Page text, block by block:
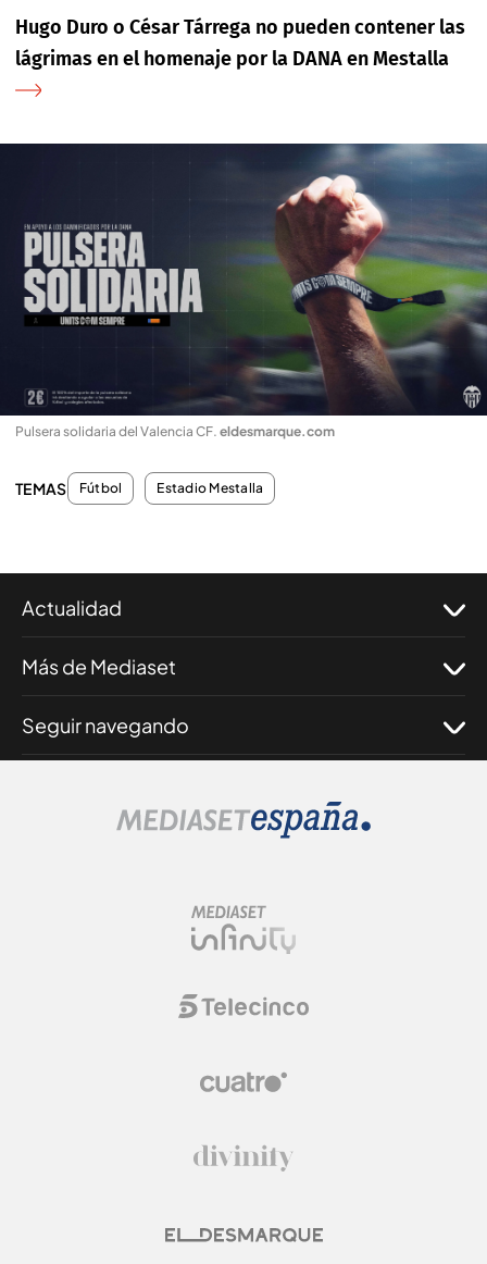
Hugo Duro o César Tárrega no pueden contener las
lágrimas en el homenaje por la DANA en Mestalla
Pulsera solidaria del Valencia CF. eldesmarque.com
TEMAS Fútbol Estadio Mestalla
Actualidad
Más de Mediaset
Seguir navegando